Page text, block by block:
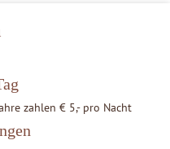
zahlen € 5,- pro Nacht